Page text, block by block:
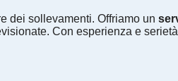
dei sollevamenti. Offriamo un
Con esperienza e